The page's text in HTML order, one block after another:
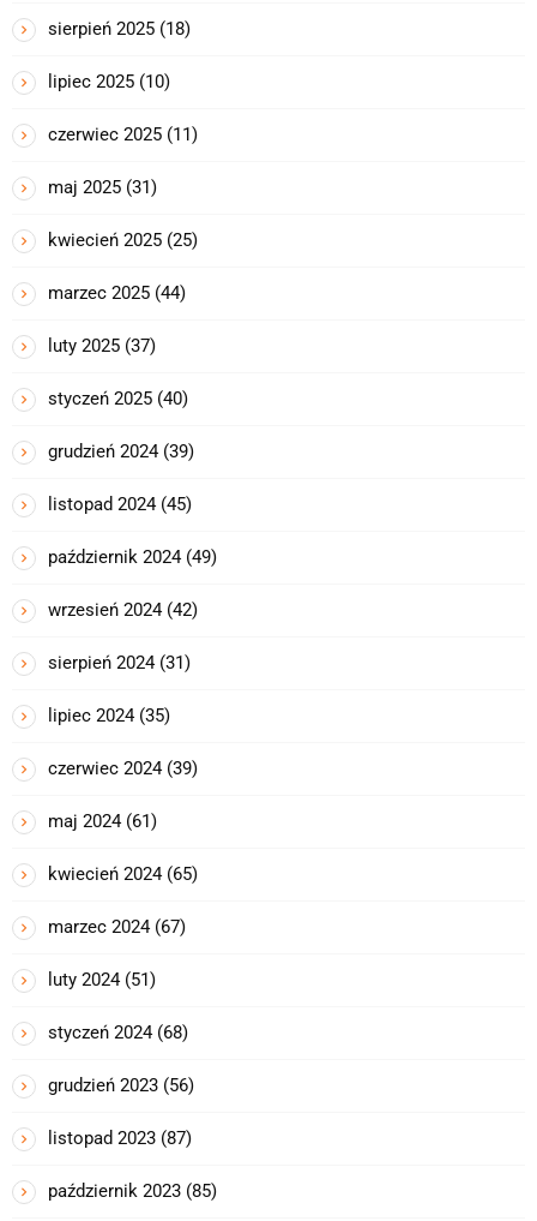
sierpień 2025 (18)
lipiec 2025 (10)
czerwiec 2025 (11)
maj 2025 (31)
kwiecień 2025 (25)
marzec 2025 (44)
luty 2025 (37)
styczeń 2025 (40)
grudzień 2024 (39)
listopad 2024 (45)
październik 2024 (49)
wrzesień 2024 (42)
sierpień 2024 (31)
lipiec 2024 (35)
czerwiec 2024 (39)
maj 2024 (61)
kwiecień 2024 (65)
marzec 2024 (67)
luty 2024 (51)
styczeń 2024 (68)
grudzień 2023 (56)
listopad 2023 (87)
październik 2023 (85)